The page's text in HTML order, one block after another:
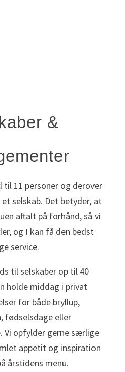
&
til 11 personer og derover
selskab. Det betyder, at
aftalt på forhånd, så vi
og I kan få den bedst
service.
til selskaber op til 40
holde middag i privat
for både bryllup,
fødselsdage eller
Vi opfylder gerne særlige
appetit og inspiration
årstidens menu.